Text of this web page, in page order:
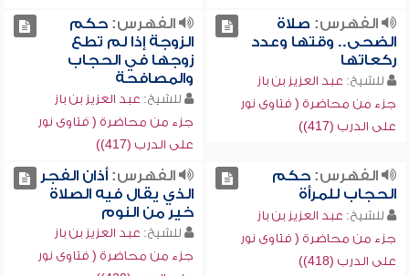
الفهرس: صلاة
الضحى.. وقتها وعدد
ركعاتها
للشيخ: عبد العزيز بن باز
جزء من محاضرة ( فتاوى نور
على الدرب (417))
الفهرس:حكم
الزوجة إذا لم تطع
زوجها في الحجاب
والمصافحة
للشيخ: عبد العزيز بن باز
جزء من محاضرة ( فتاوى نور
على الدرب (417))
الفهرس:حكم
الحجاب للمرأة
للشيخ: عبد العزيز بن باز
جزء من محاضرة ( فتاوى نور
على الدرب (418))
الفهرس:أذان الفجر
الذي يقال فيه الصلاة
خير من النوم
للشيخ: عبد العزيز بن باز
جزء من محاضرة ( فتاوى نور